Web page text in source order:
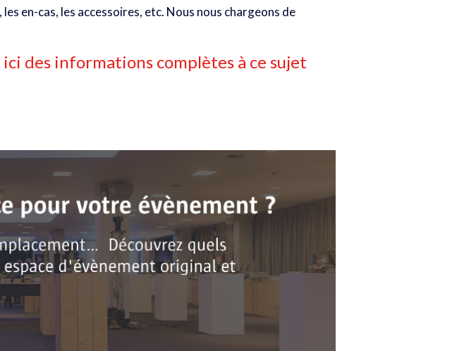
en-cas, les accessoires, etc. Nous nous chargeons de
des informations complètes à ce sujet